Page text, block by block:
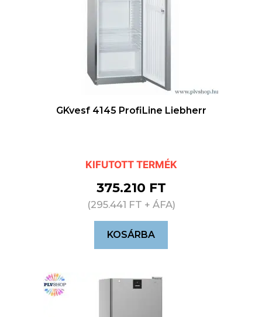
GKvesf 4145 ProfiLine Liebherr
KIFUTOTT TERMÉK
375.210 FT
(295.441 FT + ÁFA)
KOSÁRBA